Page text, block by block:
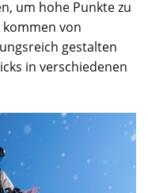
um hohe Punkte zu
von
gestalten
in verschiedenen